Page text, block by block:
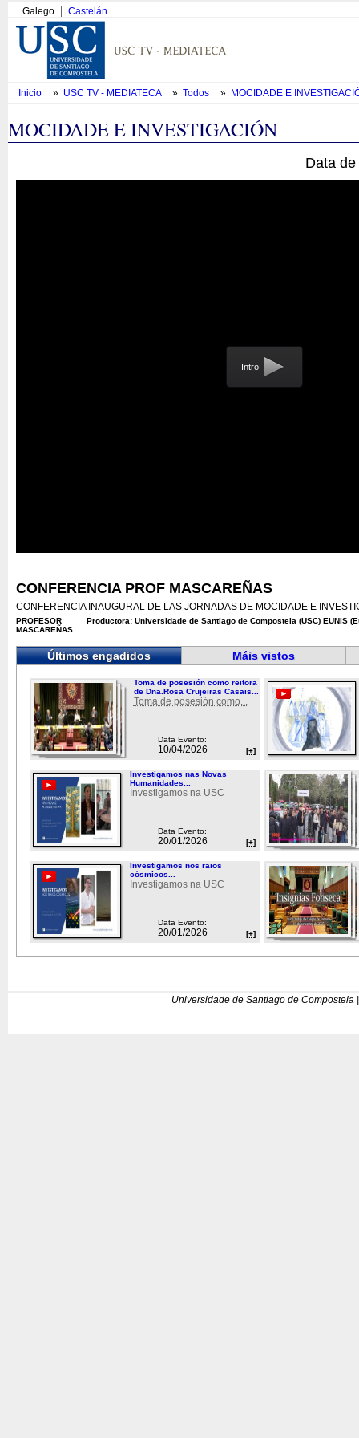
Galego Castelán
Inicio » USC TV - MEDIATECA » Todos » MOCIDADE E
MOCIDADE E INVESTIGACIÓN
Data
Intro
CONFERENCIA PROF MASCAREÑAS
CONFERENCIA INAUGURAL DE LAS JORNADAS DE MOCIDADE E
Productora: Universidade de Santiago de Compostela (USC) EUNIS
PROFESOR
MASCAREÑAS
Últimos engadidos Máis vistos
Toma de posesión como reitora
de Dna.Rosa Crujeiras Casais...
Toma de posesión como...
Data Evento:
10/04/2026 [+]
Investigamos nas Novas
Humanidades...
Investigamos na USC
Data Evento:
20/01/2026 [+]
Investigamos nos raios
cósmicos...
Investigamos na USC
Data Evento:
20/01/2026 [+]
Universidade de Santiago de